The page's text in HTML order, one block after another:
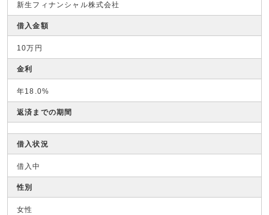
新生フィナンシャル株式会社
借入金額
10万円
金利
年18.0%
返済までの期間
借入状況
借入中
性別
女性